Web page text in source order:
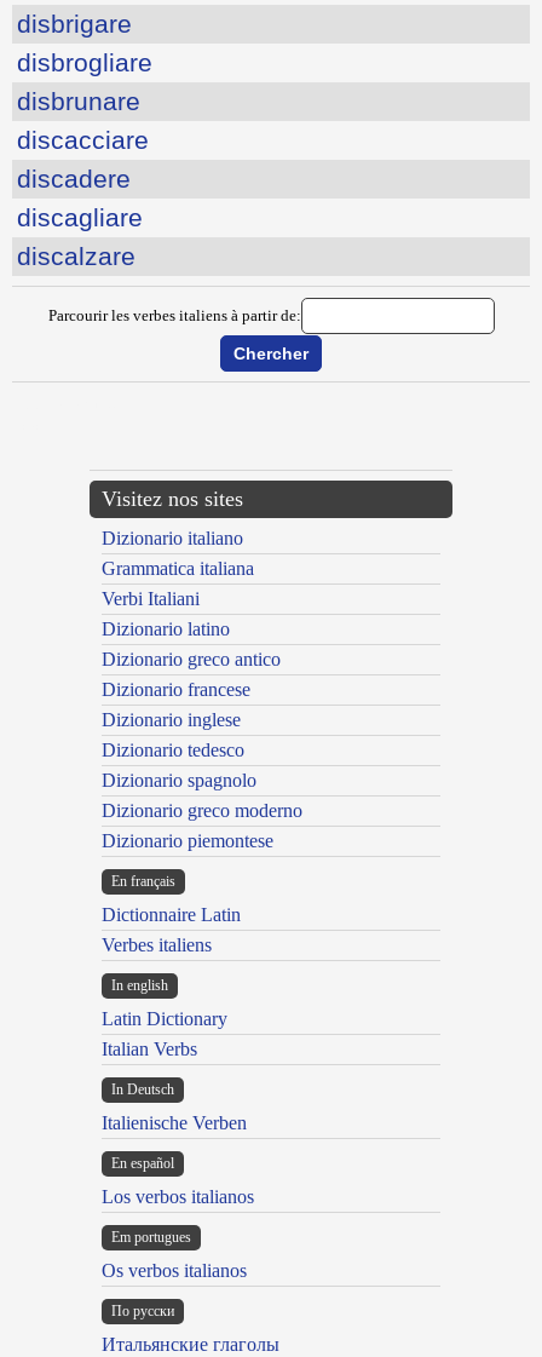
disbrigare
disbrogliare
disbrunare
discacciare
discadere
discagliare
discalzare
Parcourir les verbes italiens à partir de:
Visitez nos sites
Dizionario italiano
Grammatica italiana
Verbi Italiani
Dizionario latino
Dizionario greco antico
Dizionario francese
Dizionario inglese
Dizionario tedesco
Dizionario spagnolo
Dizionario greco moderno
Dizionario piemontese
En français
Dictionnaire Latin
Verbes italiens
In english
Latin Dictionary
Italian Verbs
In Deutsch
Italienische Verben
En español
Los verbos italianos
Em portugues
Os verbos italianos
По русски
Итальянские глаголы